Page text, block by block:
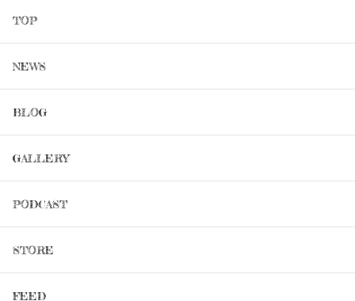
TOP
NEWS
BLOG
GALLERY
PODCAST
STORE
FEED